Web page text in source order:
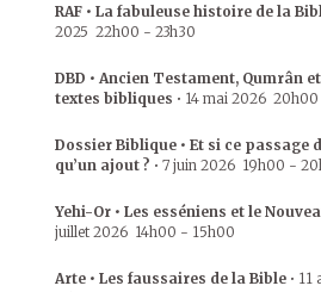
RAF • La fabuleuse histoire de la
2025 22h00 - 23h30
DBD • Ancien Testament, Qumrân
textes bibliques • 14 mai 2026 20h00
Dossier Biblique • Et si ce passage
qu’un ajout ? • 7 juin 2026 19h00 -
Yehi-Or • Les esséniens et le
juillet 2026 14h00 - 15h00
Arte • Les faussaires de la Bible • 11